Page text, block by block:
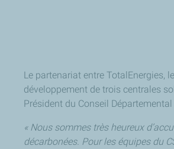
Le partenariat entre TotalEnergies,
développement de trois centrales
Président du Conseil
« Nous sommes très heureux
décarbonées. Pour les équipes du